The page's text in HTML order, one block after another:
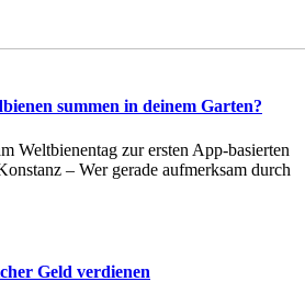
summen in deinem Garten?
Weltbienentag zur ersten App-basierten
– Wer gerade aufmerksam durch
Geld verdienen